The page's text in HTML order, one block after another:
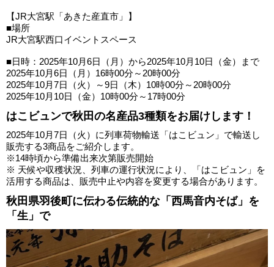
【JR大宮駅「あきた産直市」】
■場所
JR大宮駅西口イベントスペース
■日時：2025年10月6日（月）から2025年10月10日（金）まで
2025年10月6日（月）16時00分～20時00分
2025年10月7日（火）～9日（木）10時00分～20時00分
2025年10月10日（金）10時00分～17時00分
はこビュンで秋田の名産品3種類をお届けします！
2025年10月7日（火）に列車荷物輸送「はこビュン」で輸送し
販売する3商品をご紹介します。
※14時頃から準備出来次第販売開始
※ 天候や収穫状況、列車の運行状況により、「はこビュン」を
活用する商品は、販売中止や内容を変更する場合があります。
秋田県羽後町に伝わる伝統的な「西馬音内そば」を
「生」で